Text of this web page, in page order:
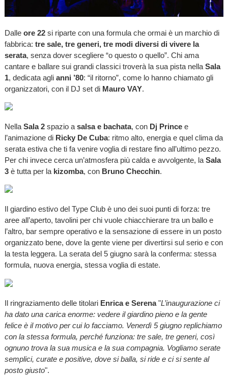
Dalle ore 22si riparte con una formula che ormai è un marchio di
fabbrica: tre sale, tre generi, tre modi diversi di vivere la
serata, senza dover scegliere “o questo o quello”. Chi ama
cantare e ballare sui grandi classici troverà la sua pista nella Sala
1, dedicata agli anni ’80: “il ritorno”, come lo hanno chiamato gli
organizzatori, con il DJ set di Mauro VAY.
Nella Sala 2spazio a salsa e bachata, con Dj Princee
l’animazione di Ricky De Cuba: ritmo alto, energia e quel clima da
serata estiva che ti fa venire voglia di restare fino all’ultimo pezzo.
Per chi invece cerca un’atmosfera più calda e avvolgente, la Sala
3è tutta per la kizomba, con Bruno Checchin.
Il giardino estivo del Type Club è uno dei suoi punti di forza: tre
aree all’aperto, tavolini per chi vuole chiacchierare tra un ballo e
l’altro, bar sempre operativo e la sensazione di essere in un posto
organizzato bene, dove la gente viene per divertirsi sul serio e con
la testa leggera. La serata del 5 giugno sarà la conferma: stessa
formula, nuova energia, stessa voglia di estate.
Il ringraziamento delle titolari Enrica e Serena"L’inaugurazione ci
ha dato una carica enorme: vedere il giardino pieno e la gente
felice è il motivo per cui lo facciamo. Venerdì 5 giugno replichiamo
con la stessa formula, perché funziona: tre sale, tre generi, così
ognuno trova la sua musica e la sua compagnia. Vogliamo serate
semplici, curate e positive, dove si balla, si ride e ci si sente al
posto giusto".